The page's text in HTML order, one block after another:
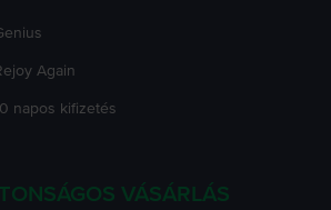
Again
napos kifizetés
VÁSÁRLÁS